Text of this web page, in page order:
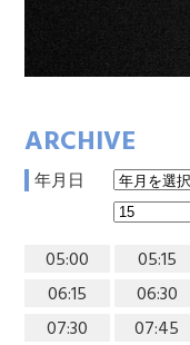
ARCHIVE
年月日
05:00 05:15
06:15
06:30
07:30
07:45